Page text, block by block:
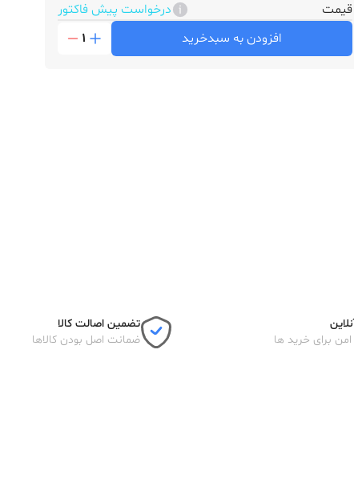
قیمت
درخواست پیش فاکتور
افزودن به سبدخرید
1
برای خرید ها
تضمین اصالت کالا
ضمانت اصل بودن کالاها